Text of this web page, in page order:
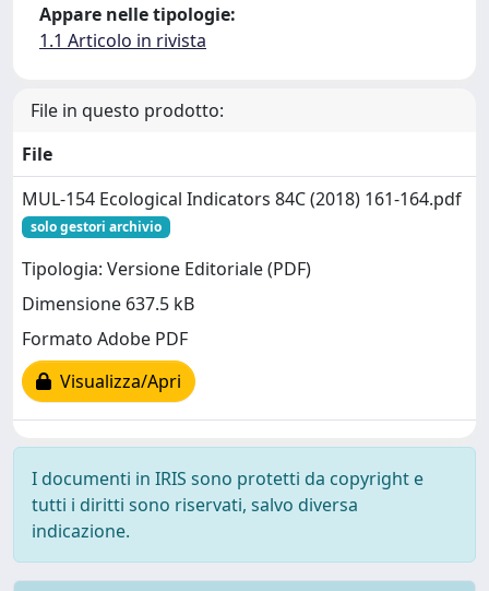
Appare nelle tipologie:
1.1 Articolo in rivista
File in questo prodotto:
File
MUL-154 Ecological Indicators 84C (2018) 161-164.pdf
solo gestori archivio
Tipologia: Versione Editoriale (PDF)
Dimensione 637.5 kB
Formato Adobe PDF
Visualizza/Apri
I documenti in IRIS sono protetti da copyright e
tutti i diritti sono riservati, salvo diversa
indicazione.